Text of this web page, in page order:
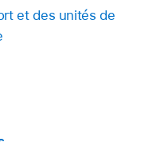
et des unités de